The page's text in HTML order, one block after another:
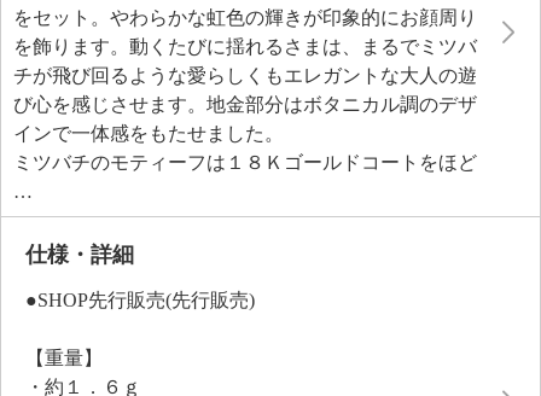
をセット。やわらかな虹色の輝きが印象的にお顔周り
を飾ります。動くたびに揺れるさまは、まるでミツバ
チが飛び回るような愛らしくもエレガントな大人の遊
び心を感じさせます。地金部分はボタニカル調のデザ
インで一体感をもたせました。
ミツバチのモティーフは１８Ｋゴールドコートをほど
こし、部分的にブラックのエポキシ樹脂を用いたこと
で、チャーミングな存在感を引き立てています。ティ
アドロップ型の流れるような曲線が女性らしい優雅な
幸せの象徴とされるミツバチのモティーフを身に着け
ください。
仕様・詳細
●SHOP先行販売(先行販売)
【重量】
・約１．６ｇ